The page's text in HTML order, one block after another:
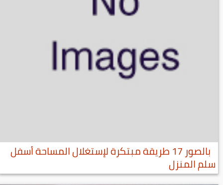
بالصور 17 طريقة مبتكرة لإستغلال المساحة أسفل
سلم المنزل